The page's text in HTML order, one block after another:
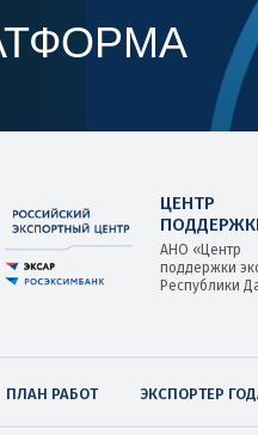
ЦЕНТР
АНО «Центр
поддержки
Республики
ПЛАН РАБОТ ЭКСПОРТЕР